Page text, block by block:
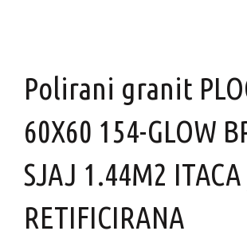
Polirani granit
60X60 154-GLOW
SJAJ 1.44M2
RETIFICIRANA